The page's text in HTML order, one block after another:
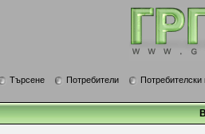
Търсене Потребители Потребителски